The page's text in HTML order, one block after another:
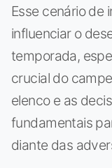
Esse cenário de
influenciar o
temporada,
crucial do
elenco e as
fundamentais
diante das